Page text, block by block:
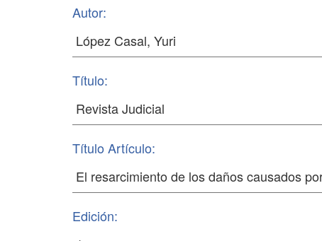
Autor:
Título:
Título Artículo:
Edición: